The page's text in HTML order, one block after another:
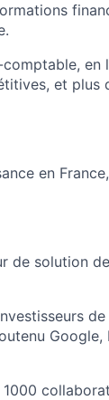
et plus
en
de solution